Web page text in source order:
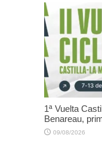
1ª Vuelta
Benareau,
09/08/2026